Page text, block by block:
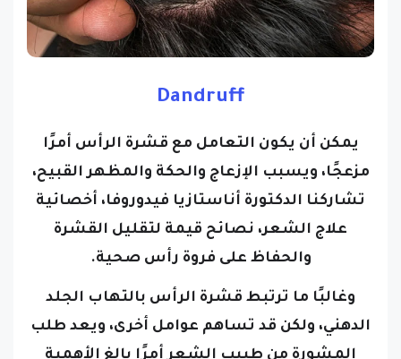
Dandruff
يمكن أن يكون التعامل مع قشرة الرأس أمرًا
مزعجًا، ويسبب الإزعاج والحكة والمظهر القبيح،
تشاركنا الدكتورة أناستازيا فيدوروفا، أخصائية
علاج الشعر، نصائح قيمة لتقليل القشرة
والحفاظ على فروة رأس صحية.
وغالبًا ما ترتبط قشرة الرأس بالتهاب الجلد
الدهني، ولكن قد تساهم عوامل أخرى، ويعد طلب